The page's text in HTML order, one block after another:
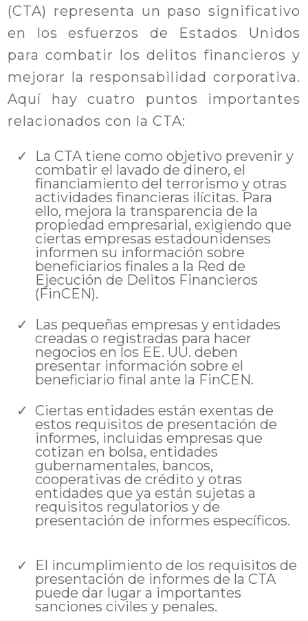
(CTA) representa un paso significativo
en los esfuerzos de Estados Unidos
para combatir los delitos financieros y
mejorar la responsabilidad corporativa.
Aquí hay cuatro puntos importantes
relacionados con la CTA:
La CTA tiene como objetivo prevenir y
combatir el lavado de dinero, el
financiamiento del terrorismo y otras
actividades financieras ilícitas. Para
ello, mejora la transparencia de la
propiedad empresarial, exigiendo que
ciertas empresas estadounidenses
informen su información sobre
beneficiarios finales a la Red de
Ejecución de Delitos Financieros
(FinCEN).
Las pequeñas empresas y entidades
creadas o registradas para hacer
negocios en los EE. UU. deben
presentar información sobre el
beneficiario final ante la FinCEN.
Ciertas entidades están exentas de
estos requisitos de presentación de
informes, incluidas empresas que
cotizan en bolsa, entidades
gubernamentales, bancos,
cooperativas de crédito y otras
entidades que ya están sujetas a
requisitos regulatorios y de
presentación de informes específicos.
El incumplimiento de los requisitos de
presentación de informes de la CTA
puede dar lugar a importantes
sanciones civiles y penales.